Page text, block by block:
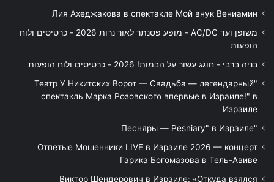
Лия Ахеджакова в спектакле Мой внук Вениамин
משופן ועד AC/DC - מופע פסנתר לאור נרות 2026 - כרטיסים ולוח
הופעות
בניה ברבי - חוגג עשור על הבמות! 2026 - כרטיסים ולוח הופעות
"Театр У Никитских Ворот — Свадьба — легендарный
спектакль Марка Розовского впервые в Израиле!" в
Израиле
"Песняры — Pesniary" в Израиле
Отпетые Мошенники LIVE в Израиле 2026 — концерт
Гарика Богомазова в Тель-Авиве
Виктор Шендерович в Израиле: «Откуда взялся